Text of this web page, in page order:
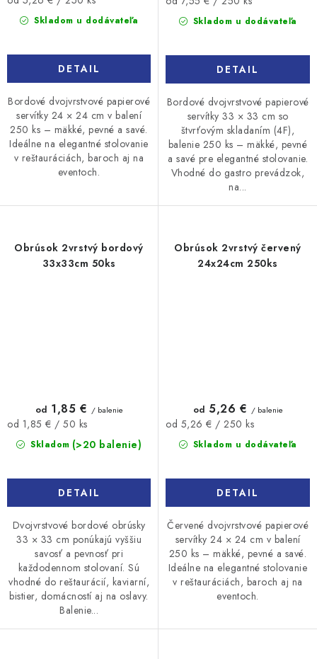
Skladom u dodávateľa
cena:
DETAIL
Bordové dvojvrstvové papierové
servítky 24 × 24 cm v balení
250 ks – mäkké, pevné a savé.
Ideálne na elegantné stolovanie
v reštauráciách, baroch aj na
eventoch.
Skladom u dodávateľa
cena:
DETAIL
Bordové dvojvrstvové papierové
servítky 33 × 33 cm so
štvrťovým skladaním (4F),
balenie 250 ks – mäkké, pevné
a savé pre elegantné stolovanie.
Vhodné do gastro prevádzok,
na...
Obrúsok 2vrstvý bordový
33x33cm 50ks
Skladom (>20 balenie)
od 1,85 € / balenie
Jednotková
cena:
od 1,85 € / 50 ks
DETAIL
Dvojvrstvové bordové obrúsky
33 × 33 cm ponúkajú vyššiu
savosť a pevnosť pri
každodennom stolovaní. Sú
vhodné do reštaurácií, kaviarní,
bistier, domácností aj na oslavy.
Balenie...
Obrúsok 2vrstvý červený
24x24cm 250ks
Skladom u dodávateľa
od 5,26 € / balenie
Jednotková
cena:
od 5,26 € / 250 ks
DETAIL
Červené dvojvrstvové papierové
servítky 24 × 24 cm v balení
250 ks – mäkké, pevné a savé.
Ideálne na elegantné stolovanie
v reštauráciách, baroch aj na
eventoch.